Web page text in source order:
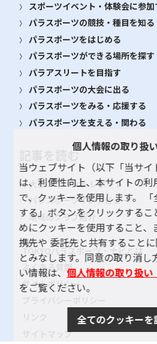
スポーツイベント・体験会に参加
パラスポーツの競技・種目を知る
パラスポーツをはじめる
パラスポーツができる場所を探す
パラアスリートを目指す
パラスポーツの大会に出る
パラスポーツをみる・応援する
パラスポーツを支える・関わる
記事を読む
大会・イベント レポート
パラスポーツインタビュー
地域のクラブ紹介
TOKYOパラスポーツ・ナビとは
よくある質問
サイトポリシー
サイトマップ
個人情報の取り扱
当ウェブサイト（以下「当サ
は、利便性向上、本サイトの
で、クッキーを使用します。
する」ボタンをクリックする
めにクッキーを使用すること
携先や 委託先と共有すること
とみなします。同意の取り消
い情報は、個人情報の取り扱い
をご覧ください。
全てのクッキーを